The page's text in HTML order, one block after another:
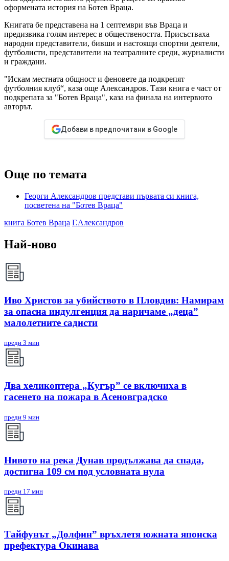
оформената история на Ботев Враца.
Книгата бе представена на 1 септември във Враца и
предизвика голям интерес в обществеността. Присъстваха
народни представители, бивши и настоящи спортни деятели,
футболисти, представители на театралните среди, журналисти
и граждани.
"Искам местната общност и феновете да подкрепят
футболния клуб“, каза още Александров. Тази книга е част от
подкрепата за "Ботев Враца", каза на финала на интервюто
авторът.
Добави в предпочитани в Google
Още по темата
Георги Александров представи първата си книга,
посветена на "Ботев Враца"
книга Ботев Враца Г.Александров
Най-ново
Иво Христов за убийството в Пловдив: Намирам
за опасна индулгенция да наричаме „деца”
малолетните садисти
преди 3 мин
Два хеликоптера „Кугър” се включиха в
гасенето на пожара в Асеновградско
преди 9 мин
Нивото на река Дунав продължава да спада,
достигна 109 см под условната нула
преди 17 мин
Тайфунът „Долфин” връхлетя южната японска
префектура Окинава